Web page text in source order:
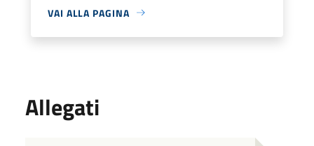
VAI ALLA PAGINA
Allegati